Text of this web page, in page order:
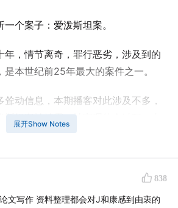
个案子：爱泼斯坦案。
年，情节离奇，罪行恶劣，涉及到的
本世纪前25年最大的案件之一。
耸动信息，本期播客对此涉及不多，
斯坦案被披露、被审理的全过程，去
的恶行，社会性力量如何博弈？谁纵
爱泼斯坦如同筑网的蜘蛛，为自己拉
处心积虑，在全球范围内搭建了一张
展开Show Notes
838
文写作 资料整理都会对J和康感到由衷的